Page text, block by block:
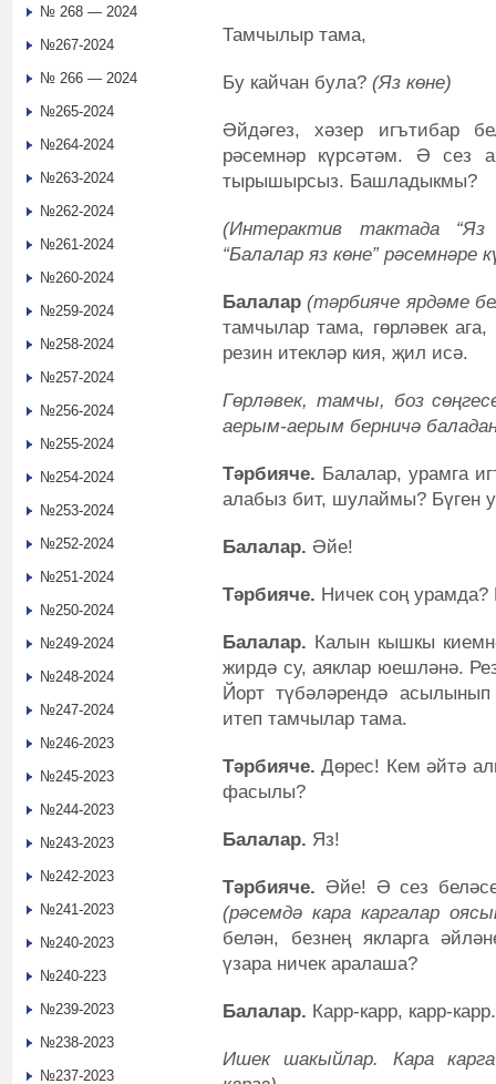
Тамчылыр тама,
Бу кайчан була? (Яз көне)
Әйдәгез, хәзер игътибар
рәсемнәр күрсәтәм. Ә сез
тырышырсыз. Башладыкмы?
(Интерактив тактада “Яз
“Балалар яз көне” рәсемнәре
Балалар (тәрбияче ярдәме
тамчылар тама, гөрләвек
резин итекләр кия, җил исә.
Гөрләвек, тамчы, боз
аерым-аерым берничә
Тәрбияче. Балалар, урамга
алабыз бит, шулаймы? Бүген
Балалар. Әйе!
Тәрбияче. Ничек соң
Балалар. Калын кышкы
жирдә су, аяклар юешләнә.
Йорт түбәләрендә асылынып
итеп тамчылар тама.
Тәрбияче. Дөрес! Кем әйтә
фасылы?
Балалар. Яз!
Тәрбияче. Әйе! Ә сез
(рәсемдә кара каргалар
белән, безнең якларга
үзара ничек аралаша?
Балалар. Карр-карр, карр-карр.
Ишек шакыйлар. Кара
№ 268 — 2024
№267-2024
№ 266 — 2024
№265-2024
№264-2024
№263-2024
№262-2024
№261-2024
№260-2024
№259-2024
№258-2024
№257-2024
№256-2024
№255-2024
№254-2024
№253-2024
№252-2024
№251-2024
№250-2024
№249-2024
№248-2024
№247-2024
№246-2023
№245-2023
№244-2023
№243-2023
№242-2023
№241-2023
№240-2023
№240-223
№239-2023
№238-2023
№237-2023